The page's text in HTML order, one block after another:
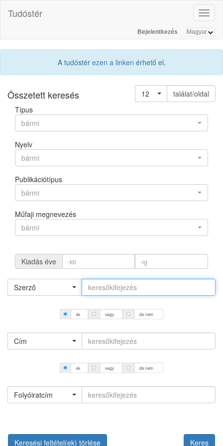
Tudóstér
Bejelentkezés
A tudóstér ezen a linken érhető el.
Összetett keresés 12
találat/oldal
Típus
bármi
Nyelv
bármi
Publikációtípus
bármi
Műfaji megnevezés
bármi
Kiadás éve
Szerző
és vagy de nem
Cím
és vagy de nem
Folyóiratcím
Keresési feltétel(ek) törlése